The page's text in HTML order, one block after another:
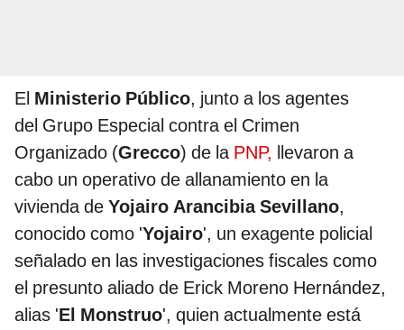
El Ministerio Público, junto a los agentes
del Grupo Especial contra el Crimen
Organizado (Grecco) de la PNP, llevaron a
cabo un operativo de allanamiento en la
vivienda de Yojairo Arancibia Sevillano,
conocido como 'Yojairo', un exagente policial
señalado en las investigaciones fiscales como
el presunto aliado de Erick Moreno Hernández,
alias 'El Monstruo', quien actualmente está